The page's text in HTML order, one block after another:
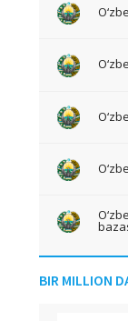
BIR MILLION